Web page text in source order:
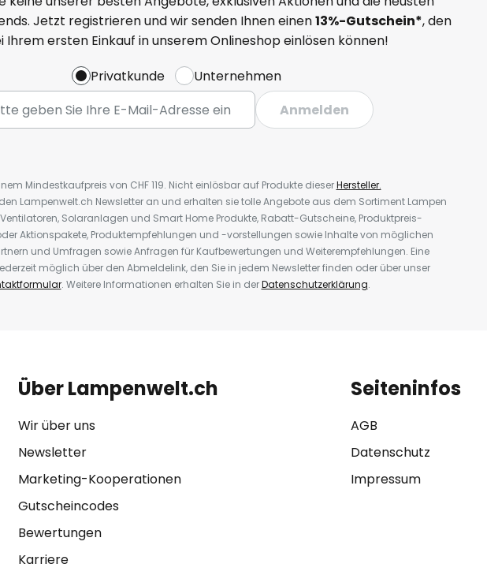
Jetzt registrieren und wir senden Ihnen einen13%-Gutschein*, den
Ihrem ersten Einkauf in unserem Onlineshop einlösen können!
Privatkunde
Unternehmen
Anmelden
Mindestkaufpreis von CHF 119. Nicht einlösbar auf Produkte dieserHersteller.
Lampenwelt.ch Newsletter an und erhalten sie tolle Angebote aus dem Sortiment Lampen
Solaranlagen und Smart Home Produkte, Rabatt-Gutscheine, Produktpreis-
Aktionspakete, Produktempfehlungen und -vorstellungen sowie Inhalte von möglichen
und Umfragen sowie Anfragen für Kaufbewertungen und Weiterempfehlungen. Eine
möglich über den Abmeldelink, den Sie in jedem Newsletter finden oder über unser
. Weitere Informationen erhalten Sie in derDatenschutzerklärung.
Über Lampenwelt.ch
Wir über uns
Newsletter
Marketing-Kooperationen
Gutscheincodes
Bewertungen
Karriere
Seiteninfos
AGB
Datenschutz
Impressum